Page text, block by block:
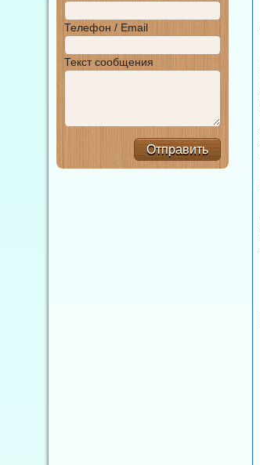
Телефон / Email
Текст сообщения
Отправить